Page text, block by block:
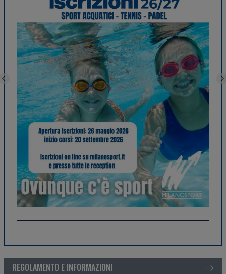
REGOLAMENTO E INFORMAZIONI